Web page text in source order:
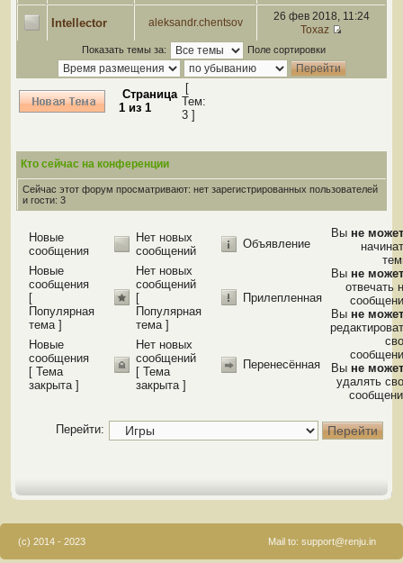
Intellector aleksandr.chentsov
26 фев 2018, 11:24
Toxaz
Показать темы за: Поле сортировки
Страница
1 из 1
[
Тем:
3 ]
Кто сейчас на конференции
Сейчас этот форум просматривают: нет зарегистрированных пользователей
и гости: 3
Новые
сообщения
Нет новых
сообщений
Объявление
Новые
сообщения
[
Популярная
тема ]
Нет новых
сообщений
[
Популярная
тема ]
Прилепленная
Новые
сообщения
[ Тема
закрыта ]
Нет новых
сообщений
[ Тема
закрыта ]
Перенесённая
Вы не
Вы не
отвечать
Вы не
Вы не
удалять
Перейти:
(c) 2014 - 2023 Mail to: support@renju.in